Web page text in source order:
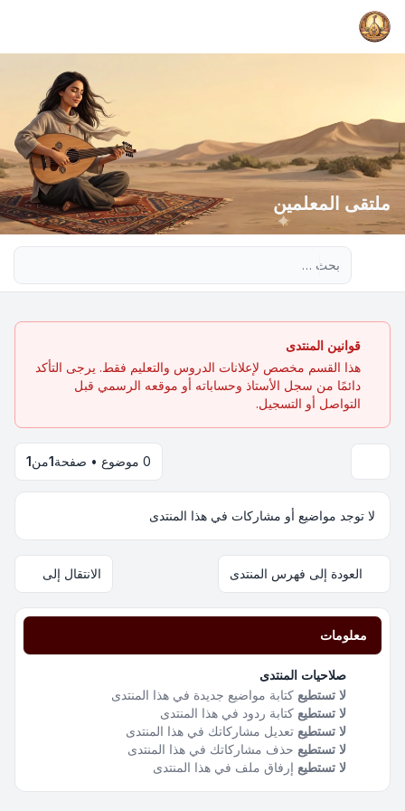
ملتقى المعلمين
قوانين المنتدى
هذا القسم مخصص لإعلانات الدروس والتعليم فقط. يرجى التأكد
دائمًا من سجل الأستاذ وحساباته أو موقعه الرسمي قبل
التواصل أو التسجيل.
0 موضوع • صفحة 1من1
لا توجد مواضيع أو مشاركات في هذا المنتدى
العودة إلى فهرس المنتدى الانتقال إلى
معلومات
صلاحيات المنتدى
لا تستطيع كتابة مواضيع جديدة في هذا المنتدى
لا تستطيع كتابة ردود في هذا المنتدى
لا تستطيع تعديل مشاركاتك في هذا المنتدى
لا تستطيع حذف مشاركاتك في هذا المنتدى
لا تستطيع إرفاق ملف في هذا المنتدى